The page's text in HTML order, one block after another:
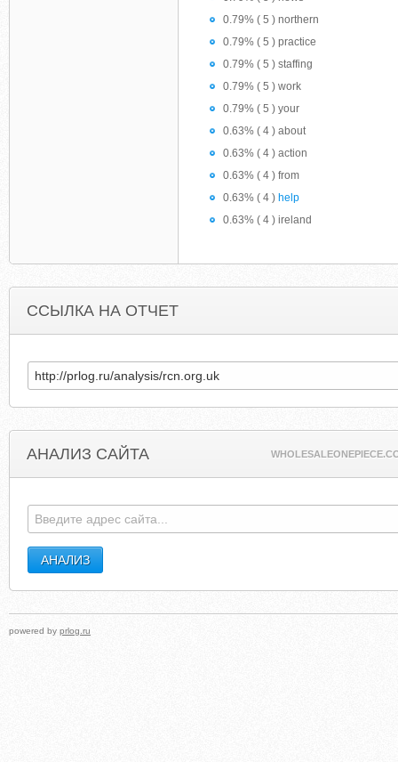
0.79% ( 5 ) northern
0.79% ( 5 ) practice
0.79% ( 5 ) staffing
0.79% ( 5 ) work
0.79% ( 5 ) your
0.63% ( 4 ) about
0.63% ( 4 ) action
0.63% ( 4 ) from
0.63% ( 4 ) help
0.63% ( 4 ) ireland
ССЫЛКА НА ОТЧЕТ
АНАЛИЗ САЙТА
powered by prlog.ru